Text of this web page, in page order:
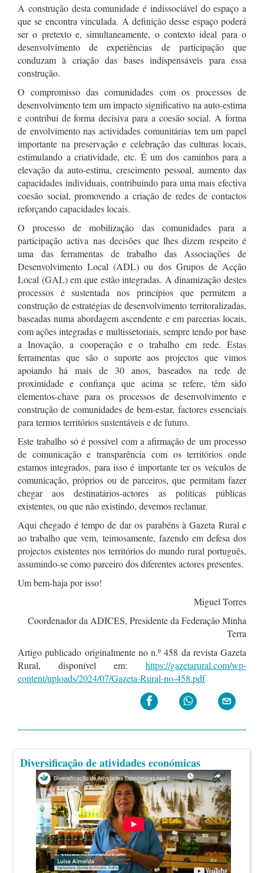
A construção desta comunidade é indissociável do espaço a
que se encontra vinculada. A definição desse espaço poderá
ser o pretexto e, simultaneamente, o contexto ideal para o
desenvolvimento de experiências de participação que
conduzam à criação das bases indispensáveis para essa
construção.
O compromisso das comunidades com os processos de
desenvolvimento tem um impacto significativo na auto-estima
e contribui de forma decisiva para a coesão social. A forma
de envolvimento nas actividades comunitárias tem um papel
importante na preservação e celebração das culturas locais,
estimulando a criatividade, etc. É um dos caminhos para a
elevação da auto-estima, crescimento pessoal, aumento das
capacidades individuais, contribuindo para uma mais efectiva
coesão social, promovendo a criação de redes de contactos
reforçando capacidades locais.
O processo de mobilização das comunidades para a
participação activa nas decisões que lhes dizem respeito é
uma das ferramentas de trabalho das Associações de
Desenvolvimento Local (ADL) ou dos Grupos de Acção
Local (GAL) em que estão integradas. A dinamização destes
processos é sustentada nos princípios que permitem a
construção de estratégias de desenvolvimento territoralizadas,
baseadas numa abordagem ascendente e em parcerias locais,
com ações integradas e multissetoriais, sempre tendo por base
a Inovação, a cooperação e o trabalho em rede. Estas
ferramentas que são o suporte aos projectos que vimos
apoiando há mais de 30 anos, baseados na rede de
proximidade e confiança que acima se refere, têm sido
elementos-chave para os processos de desenvolvimento e
construção de comunidades de bem-estar, factores essenciais
para termos territórios sustentáveis e de futuro.
Este trabalho só é possível com a afirmação de um processo
de comunicação e transparência com os territórios onde
estamos integrados, para isso é importante ter os veículos de
comunicação, próprios ou de parceiros, que permitam fazer
chegar aos destinatários-actores as políticas públicas
existentes, ou que não existindo, devemos reclamar.
Aqui chegado é tempo de dar os parabéns à Gazeta Rural e
ao trabalho que vem, teimosamente, fazendo em defesa dos
projectos existentes nos territórios do mundo rural português,
assumindo-se como parceiro dos diferentes actores presentes.
Um bem-haja por isso!
Miguel Torres
Coordenador da ADICES, Presidente da Federação Minha
Terra
Artigo publicado originalmente no n.º 458 da revista Gazeta
Rural, disponível em: https://gazetarural.com/wp-
content/uploads/2024/07/Gazeta-Rural-no-458.pdf
Diversificação de atividades económicas